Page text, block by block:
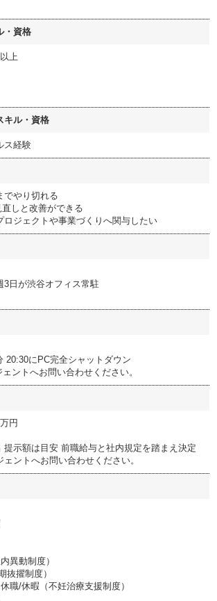
・資格
上
キル・資格
ス経験
でやり切れる
直しと改善ができる
ロジェクトや事業づくりへ関与したい
3日が渋谷オフィス常駐
20:30にPC完全シャットダウン
ントへお問い合わせください。
円
提示額は目安 前職給与と社内規定を踏まえ決定
ントへお問い合わせください。
異動制度）
抜擢制度）
職/休暇（不妊治療支援制度）